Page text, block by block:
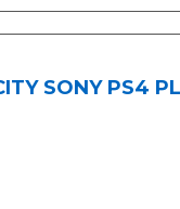
SONY PS4